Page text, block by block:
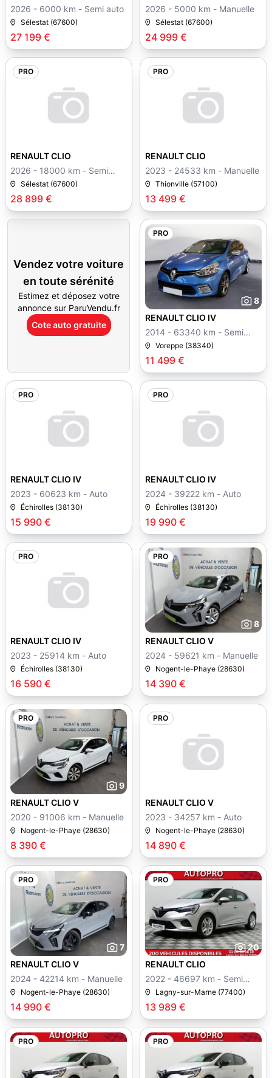
27 199 €
2026 - 6000 km - Semi auto
Sélestat (67600)
24 999 €
2026 - 5000 km - Manuelle
Sélestat (67600)
PRO
28 899 €
RENAULT CLIO
2026 - 18000 km - Semi
autoSélestat (67600)
PRO
13 499 €
RENAULT CLIO
2023 - 24533 km - Manuelle
Thionville (57100)
Vendez votre voiture
en toute sérénité
Estimez et déposez votre
annonce sur ParuVendu.fr
Cote auto gratuite
PRO
8
11 499 €
RENAULT CLIO IV
2014 - 63340 km - Semi
autoVoreppe (38340)
PRO
15 990 €
RENAULT CLIO IV
2023 - 60623 km - Auto
Échirolles (38130)
PRO
19 990 €
RENAULT CLIO IV
2024 - 39222 km - Auto
Échirolles (38130)
PRO
16 590 €
RENAULT CLIO IV
2023 - 25914 km - Auto
Échirolles (38130)
PRO
8
14 390 €
RENAULT CLIO V
2024 - 59621 km - Manuelle
Nogent-le-Phaye (28630)
PRO
9
8 390 €
RENAULT CLIO V
2020 - 91006 km - Manuelle
Nogent-le-Phaye (28630)
PRO
14 890 €
RENAULT CLIO V
2023 - 34257 km - Auto
Nogent-le-Phaye (28630)
PRO
7
14 990 €
RENAULT CLIO V
2024 - 42214 km - Manuelle
Nogent-le-Phaye (28630)
PRO
20
13 989 €
RENAULT CLIO
2022 - 46697 km - Semi
autoLagny-sur-Marne (77400)
PRO PRO